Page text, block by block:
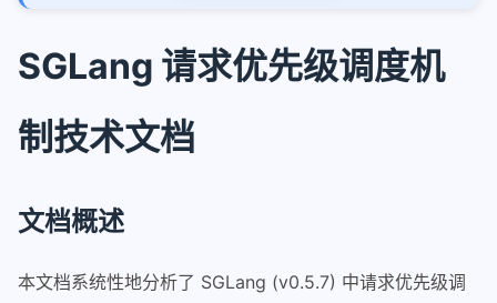
SGLang 请求优先级调度机
制技术文档
文档概述
本文档系统性地分析了 SGLang (v0.5.7) 中请求优先级调
4-sglang中的内存池
6-AWQ量化模型推理
piecewisegraph
1-piecewise实现原理